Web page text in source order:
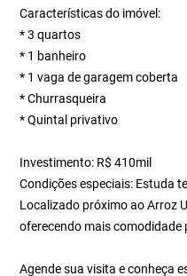
Características do imóvel:
* 3 quartos
* 1 banheiro
* 1 vaga de garagem coberta
* Churrasqueira
* Quintal privativo
Investimento: R$ 410mil
Condições especiais: Estuda
Localizado próximo ao Arroz
oferecendo mais comodidade
Agende sua visita e conheça